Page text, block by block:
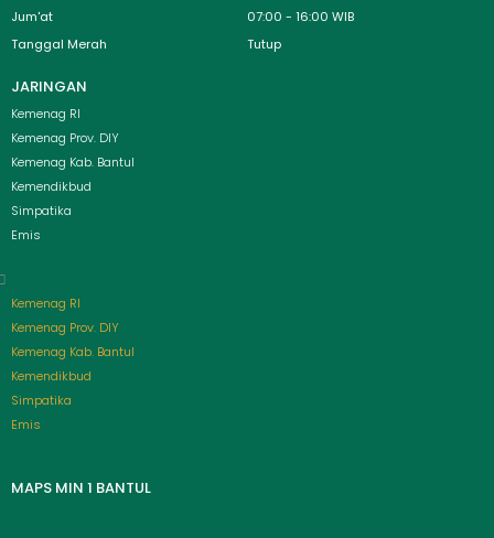
Jum'at
07:00 - 16:00 WIB
Tanggal Merah
Tutup
JARINGAN
Kemenag RI
Kemenag Prov. DIY
Kemenag Kab. Bantul
Kemendikbud
Simpatika
Emis
Menu
Kemenag RI
Kemenag Prov. DIY
Kemenag Kab. Bantul
Kemendikbud
Simpatika
Emis
MAPS MIN 1 BANTUL